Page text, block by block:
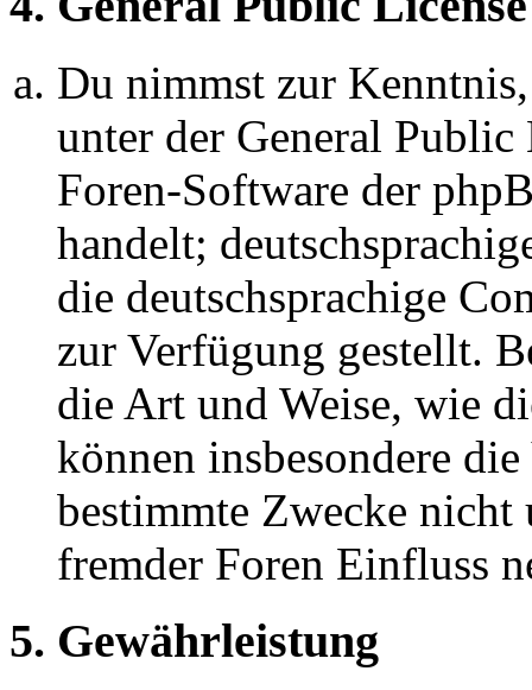
Du nimmst zur
unter der General
Foren-Software der
handelt;
die deutschsprachige
zur Verfügung gestellt.
die Art und Weise, wie
können insbesondere
bestimmte Zwecke nicht
fremder Foren Einfluss
5. Gewährleistung